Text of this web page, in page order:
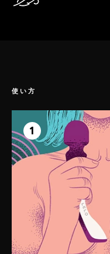
使い方
1
ステップ 1
準備
ムードを演出：
かけてから、
SMART WAND™